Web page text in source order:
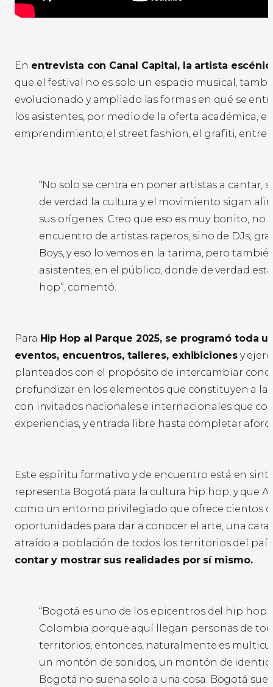
En entrevista con Canal Capital, la artista
que el festival no es solo un espacio musical,
evolucionado y ampliado las formas en qué se
los asistentes, por medio de la oferta académica, el
emprendimiento, el street fashion, el grafiti, entre
“No solo se centra en poner artistas a cantar,
de verdad la cultura y el movimiento sigan
sus orígenes. Creo que eso es muy bonito, no
encuentro de artistas raperos, sino de DJs,
Boys, y eso lo vemos en la tarima, pero
asistentes, en el público, donde de verdad
hop”, comentó.
Para Hip Hop al Parque 2025, se programó toda
eventos, encuentros, talleres, exhibicionesy
planteados con el propósito de intercambiar
profundizar en los elementos que constituyen a
con invitados nacionales e internacionales que
experiencias, y entrada libre hasta completar aforo.
Este espíritu formativo y de encuentro está en
representa Bogotá para la cultura hip hop, y que
como un entorno privilegiado que ofrece cientos
oportunidades para dar a conocer el arte, una
atraído a población de todos los territorios del
contar y mostrar sus realidades por sí mismo.
“Bogotá es uno de los epicentros del hip hop
Colombia porque aquí llegan personas de
territorios, entonces, naturalmente es
un montón de sonidos, un montón de
Bogotá no suena solo a una cosa. Bogotá